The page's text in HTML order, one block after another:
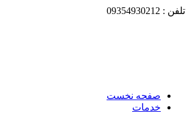
تلفن : 09354930212
صفحه نخست
خدمات